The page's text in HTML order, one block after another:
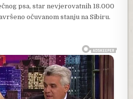
psa, star nevjerovatnih 18.000
očuvanom stanju na Sibiru.